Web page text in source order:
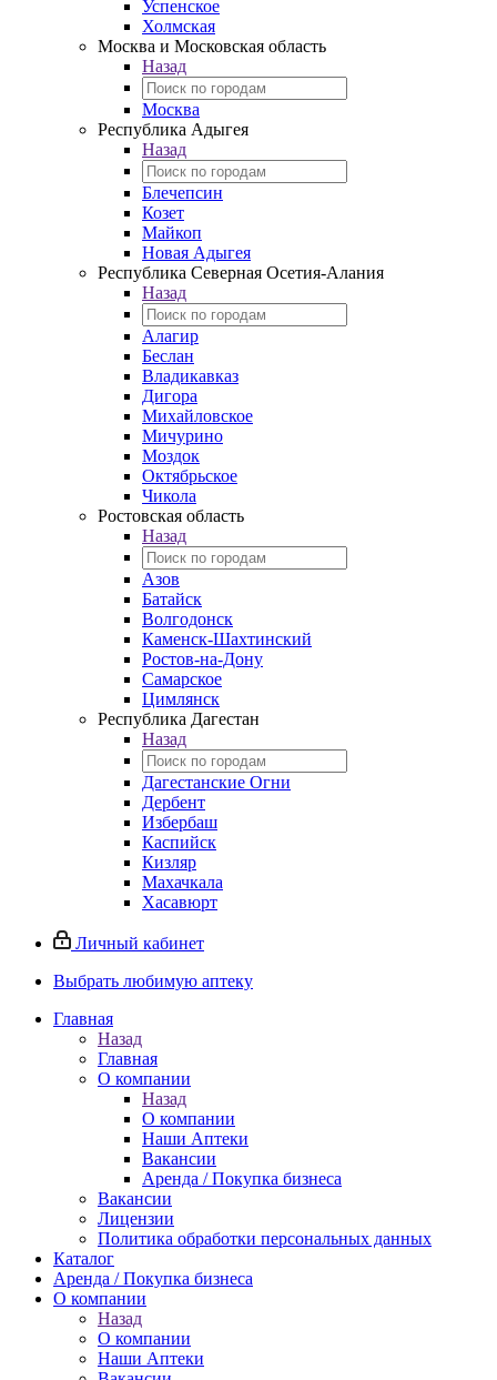
Успенское
Холмская
Москва и Московская область
Назад
Москва
Республика Адыгея
Назад
Блечепсин
Козет
Майкоп
Новая Адыгея
Республика Северная Осетия-Алания
Назад
Алагир
Беслан
Владикавказ
Дигора
Михайловское
Мичурино
Моздок
Октябрьское
Чикола
Ростовская область
Назад
Азов
Батайск
Волгодонск
Каменск-Шахтинский
Ростов-на-Дону
Самарское
Цимлянск
Республика Дагестан
Назад
Дагестанские Огни
Дербент
Избербаш
Каспийск
Кизляр
Махачкала
Хасавюрт
Личный кабинет
Выбрать любимую аптеку
Главная
Назад
Главная
О компании
Назад
О компании
Наши Аптеки
Вакансии
Аренда / Покупка бизнеса
Вакансии
Лицензии
Политика обработки персональных данных
Каталог
Аренда / Покупка бизнеса
О компании
Назад
О компании
Наши Аптеки